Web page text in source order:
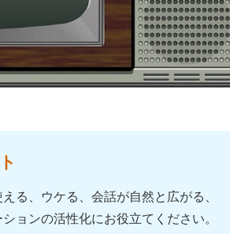
る、ウケる、会話が自然と広がる、
ョンの活性化にお役立てください。